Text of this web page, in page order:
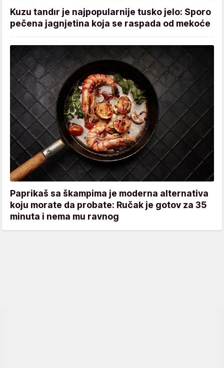
Kuzu tandır je najpopularnije tusko jelo: Sporo
pečena jagnjetina koja se raspada od mekoće
Paprikaš sa škampima je moderna alternativa
koju morate da probate: Ručak je gotov za 35
minuta i nema mu ravnog